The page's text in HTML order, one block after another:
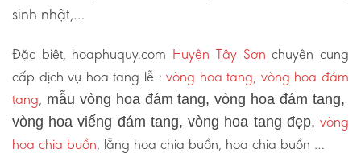
sinh nhật,…
Đặc biệt, hoaphuquy.com Huyện Tây Sơn chuyên cung
cấp dịch vụ hoa tang lễ :vòng hoa tang, vòng hoa đám
tang, mẫu vòng hoa đám tang, vòng hoa đám tang,
vòng hoa viếng đám tang, vòng hoa tang đẹp, vòng
hoa chia buồn, lẵng hoa chia buồn, hoa chia buồn …